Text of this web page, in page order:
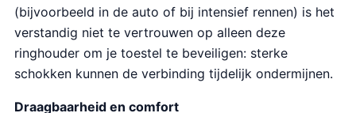
(bijvoorbeeld in de auto of bij intensief rennen) is het
verstandig niet te vertrouwen op alleen deze
ringhouder om je toestel te beveiligen: sterke
schokken kunnen de verbinding tijdelijk ondermijnen.
Draagbaarheid en comfort